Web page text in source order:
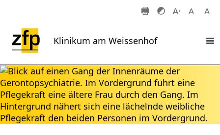
Klinikum am Weissenhof